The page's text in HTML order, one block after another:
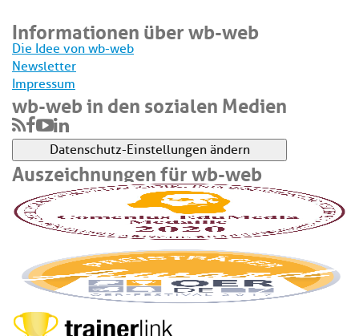
Informationen über wb-web
Die Idee von wb-web
Newsletter
Impressum
wb-web in den sozialen Medien
Datenschutz-Einstellungen ändern
Auszeichnungen für wb-web